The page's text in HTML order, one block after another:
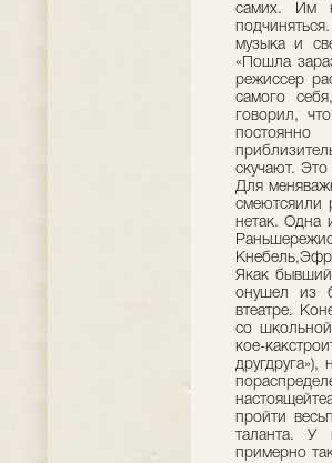
самих. Им
музыка и
«Пошла
режиссер
самого
говорил,
скучают.
Для
смеютсяили
нетак. Одна
Якак
онушел из
втеатре.
со
кое-
пройти
таланта. У
примерно